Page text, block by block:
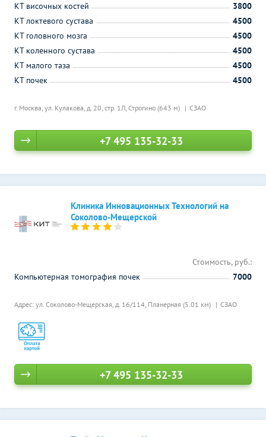
г. Москва, ул. Кулакова, д. 20, стр. 1Л, Строгино (643 м) СЗАО
КТ височных костей
3800
КТ локтевого сустава
4500
КТ головного мозга
4500
КТ коленного сустава
4500
КТ малого таза
4500
КТ почек
4500
+7 495 135-32-33
Клиника Инновационных Технологий на
Соколово-Мещерской
Адрес: ул. Соколово-Мещерская, д. 16/114, Планерная (5.01 км) СЗАО
Стоимость, руб.:
Компьютерная томография почек
7000
+7 495 135-32-33